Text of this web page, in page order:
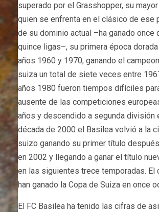
superado por el Grasshopper, su
quien se enfrenta en el clásico de ese
de su dominio actual –ha ganado once
quince ligas–, su primera época
años 1960 y 1970, ganando el
suiza un total de siete veces entre
años 1980 fueron tiempos difíciles
ausente de las competiciones
años y descendido a segunda división
década de 2000 el Basilea volvió a la
suizo ganando su primer título
en 2002 y llegando a ganar el título
en las siguientes trece temporadas. El
han ganado la Copa de Suiza en once
El FC Basilea ha tenido las cifras de